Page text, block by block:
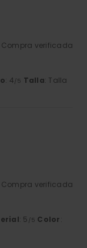
Compra verificada
: 4/5 Talla: Talla
Compra verificada
: 5 /5 Color: